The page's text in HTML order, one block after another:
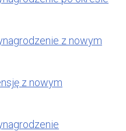
z nowym
z nowym